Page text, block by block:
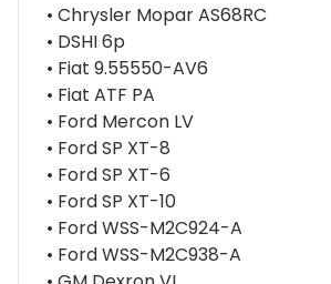
• Chrysler Mopar AS68RC
• DSHI 6p
• Fiat 9.55550-AV6
• Fiat ATF PA
• Ford Mercon LV
• Ford SP XT-8
• Ford SP XT-6
• Ford SP XT-10
• Ford WSS-M2C924-A
• Ford WSS-M2C938-A